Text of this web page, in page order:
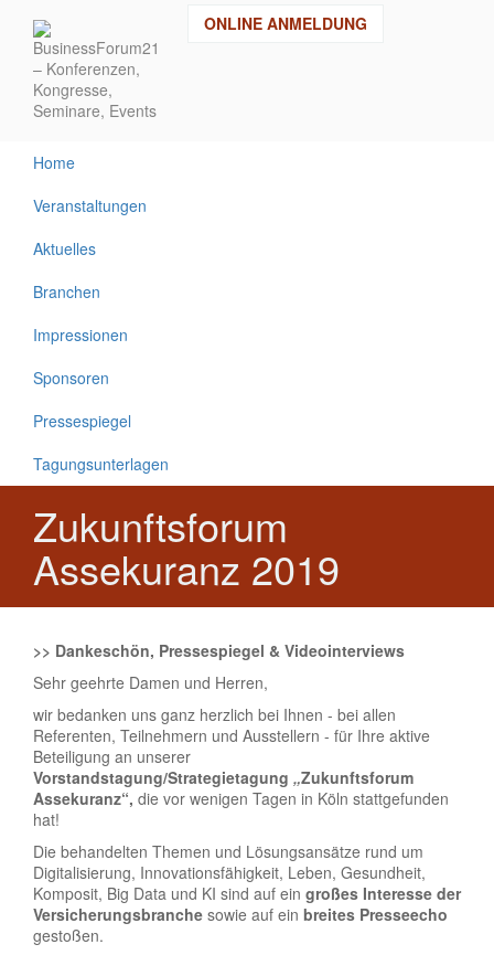
Inhalt
ONLINE ANMELDUNG
Home
Veranstaltungen
Aktuelles
Branchen
Impressionen
Sponsoren
Pressespiegel
Tagungsunterlagen
Zukunftsforum
Assekuranz 2019
>> Dankeschön, Pressespiegel & Videointerviews
Sehr geehrte Damen und Herren,
wir bedanken uns ganz herzlich bei Ihnen - bei allen
Referenten, Teilnehmern und Ausstellern - für Ihre aktive
Beteiligung an unserer
Vorstandstagung/Strategietagung „Zukunftsforum
Assekuranz“, die vor wenigen Tagen in Köln stattgefunden
hat!
Die behandelten Themen und Lösungsansätze rund um
Digitalisierung, Innovationsfähigkeit, Leben, Gesundheit,
Komposit, Big Data und KI sind auf ein großes Interesse der
Versicherungsbranche sowie auf ein breites Presseecho
gestoßen.